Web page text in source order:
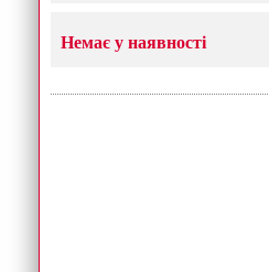
Немає у наявності